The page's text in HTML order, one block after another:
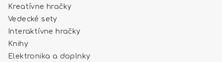
Kreatívne hračky
Vedecké sety
Interaktívne hračky
Knihy
Elektronika a doplnky